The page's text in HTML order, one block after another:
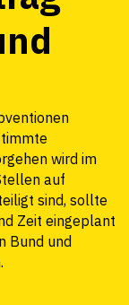
wird im
auf
sind, sollte
Zeit eingeplant
Bund und